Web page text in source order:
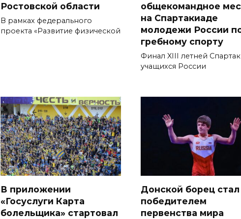
Ростовской области
В рамках федерального
проекта «Развитие физической
общекомандное
на Спартакиаде
молодежи России
гребному спорту
Финал XIII летней
учащихся России
В приложении
«Госуслуги Карта
болельщика» стартовал
Донской борец стал
победителем
первенства мира